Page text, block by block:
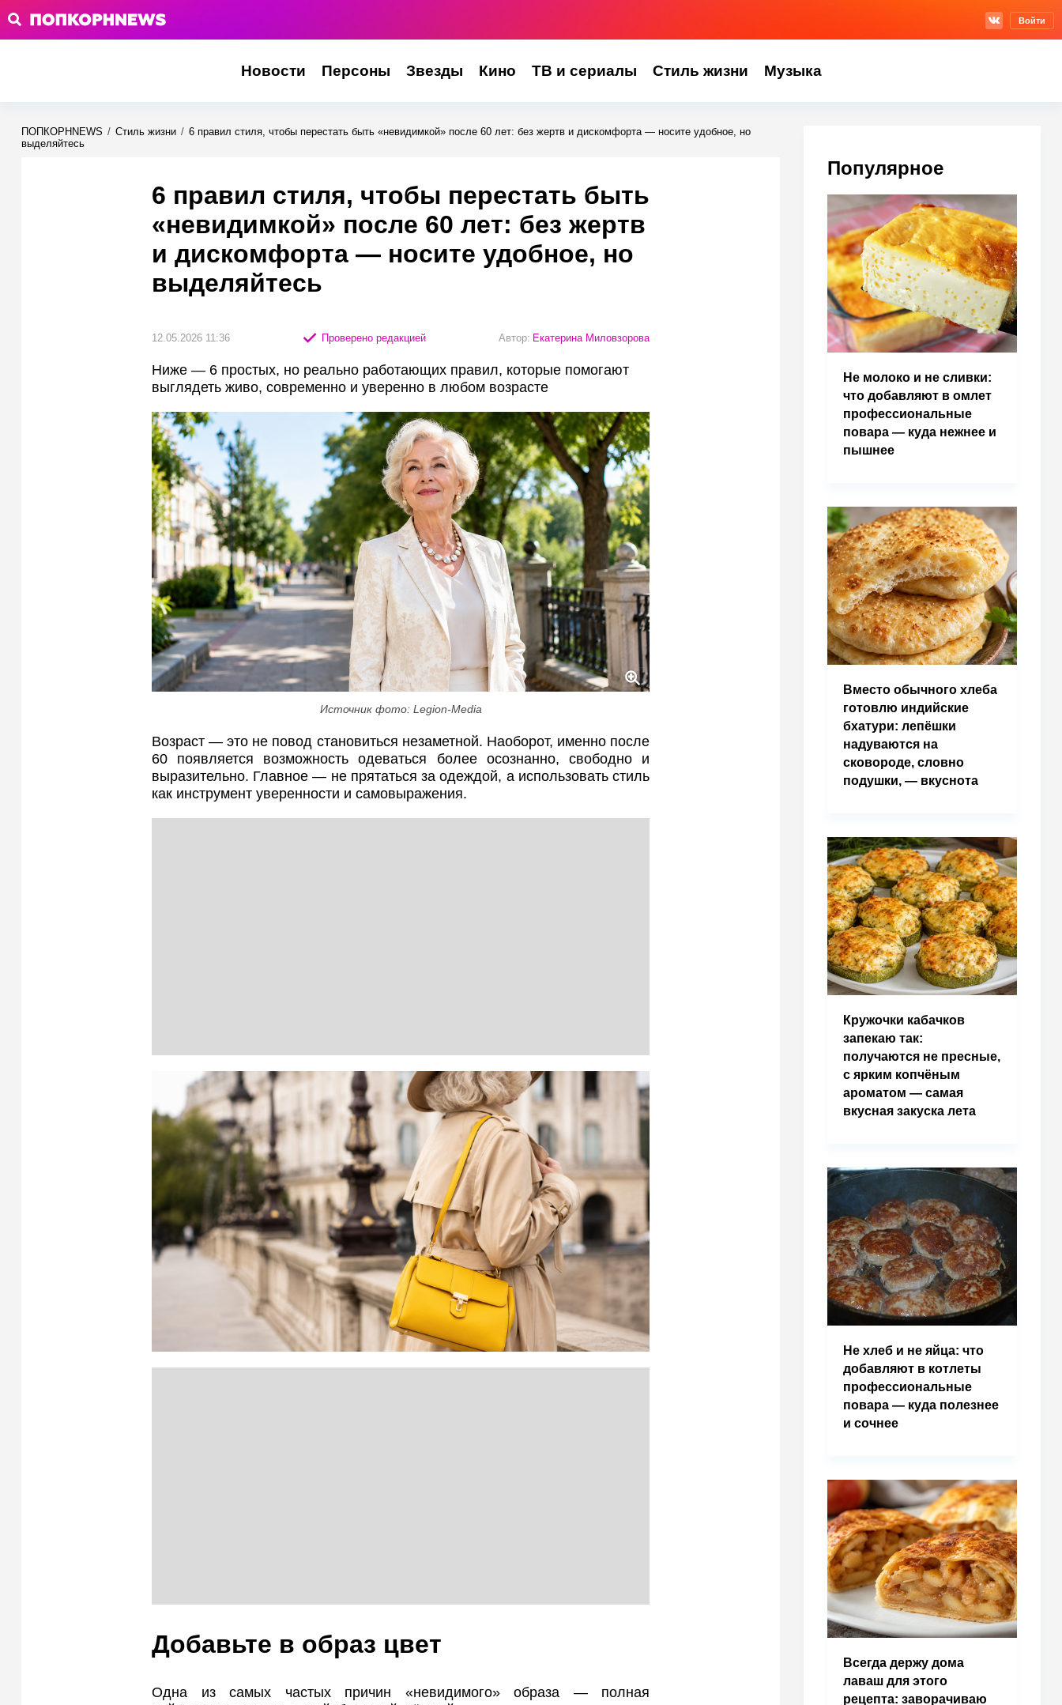
Войти
Новости Персоны Звезды Кино ТВ и сериалы Стиль жизни Музыка
ПОПКОРНNEWS / Стиль жизни / 6 правил стиля, чтобы перестать быть «невидимкой» после 60 лет: без жертв и дискомфорта — носите удобное, но
выделяйтесь
6 правил стиля, чтобы перестать быть
«невидимкой» после 60 лет: без жертв
и дискомфорта — носите удобное, но
выделяйтесь
12.05.2026 11:36 Проверено редакцией Автор: Екатерина Миловзорова
Ниже — 6 простых, но реально работающих правил, которые помогают
выглядеть живо, современно и уверенно в любом возрасте
Источник фото: Legion-Media
Возраст — это не повод становиться незаметной. Наоборот, именно после
60 появляется возможность одеваться более осознанно, свободно и
выразительно. Главное — не прятаться за одеждой, а использовать стиль
как инструмент уверенности и самовыражения.
Добавьте в образ цвет
Одна из самых частых причин «невидимого» образа — полная
Популярное
Не молоко и не сливки:
что добавляют в омлет
профессиональные
повара — куда нежнее и
пышнее
Вместо обычного хлеба
готовлю индийские
бхатури: лепёшки
надуваются на
сковороде, словно
подушки, — вкуснота
Кружочки кабачков
запекаю так:
получаются не пресные,
с ярким копчёным
ароматом — самая
вкусная закуска лета
Не хлеб и не яйца: что
добавляют в котлеты
профессиональные
повара — куда полезнее
и сочнее
Всегда держу дома
лаваш для этого
рецепта: заворачиваю